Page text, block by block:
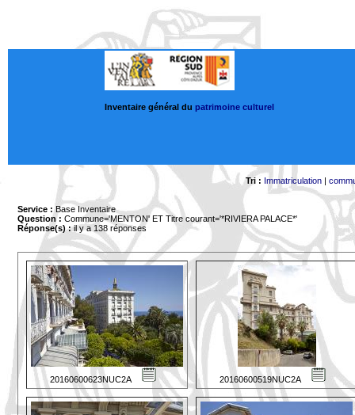
Inventaire général du patrimoine culturel
Tri : Immatriculation|
Service : Base Inventaire
Question : Commune='MENTON' ET Titre courant='*RIVIERA PALACE*'
Réponse(s) :il y a 138 réponses
20160600623NUC2A 20160600519NUC2A